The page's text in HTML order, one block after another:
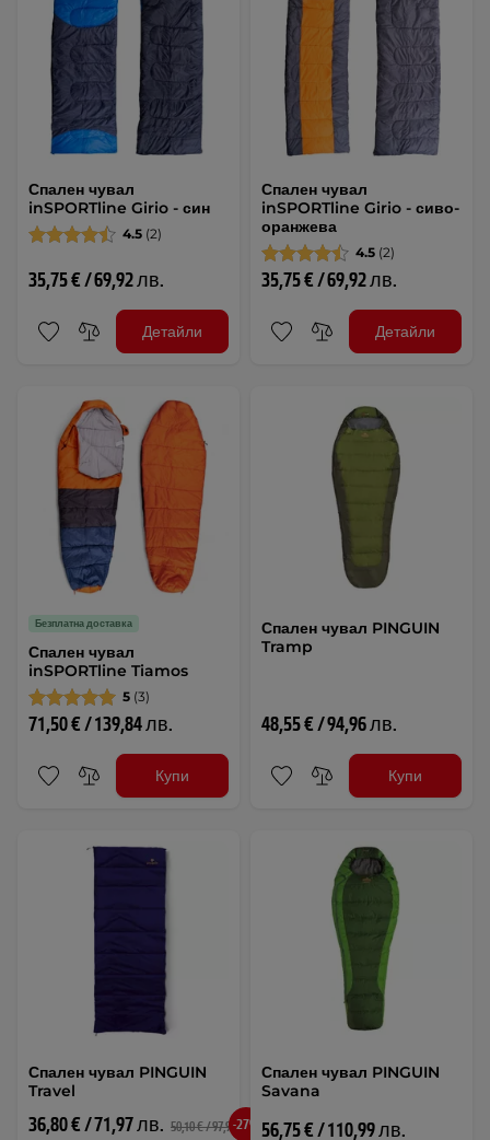
Спален чувал
inSPORTline Girio - син
4.5 (2)
35,75 € / 69,92 лв.
Детайли
Спален чувал
inSPORTline Girio - сиво-
оранжева
4.5 (2)
35,75 € / 69,92 лв.
Детайли
Безплатна доставка
Спален чувал
inSPORTline Tiamos
5 (3)
71,50 € / 139,84 лв.
Купи
Спален чувал PINGUIN
Tramp
48,55 € / 94,96 лв.
Купи
Спален чувал PINGUIN
Travel
36,80 € / 71,97 лв. 50,10 € / 97,99 лв.
-27%
Спален чувал PINGUIN
Savana
56,75 € / 110,99 лв.